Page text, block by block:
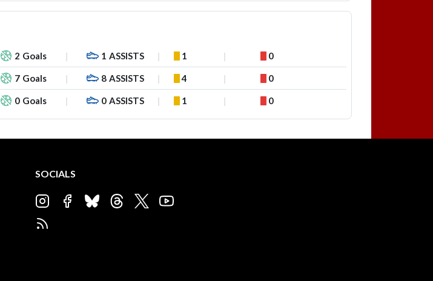
2 Goals 1 ASSISTS 1 0
7 Goals 8 ASSISTS 4 0
0 Goals 0 ASSISTS 1 0
SOCIALS